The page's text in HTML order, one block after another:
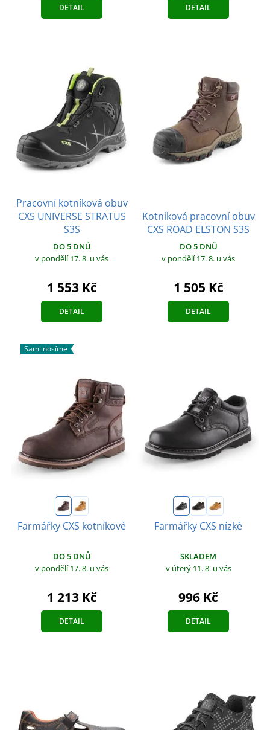
DETAIL DETAIL
Pracovní kotníková obuv
CXS UNIVERSE STRATUS
S3S
DO 5 DNŮ
v pondělí 17. 8. u vás
1 553 Kč
DETAIL
Kotníková pracovní obuv
CXS ROAD ELSTON S3S
DO 5 DNŮ
v pondělí 17. 8. u vás
1 505 Kč
DETAIL
Sami nosíme
Farmářky CXS kotníkové
DO 5 DNŮ
v pondělí 17. 8. u vás
1 213 Kč
DETAIL
Farmářky CXS nízké
SKLADEM
v úterý 11. 8. u vás
996 Kč
DETAIL